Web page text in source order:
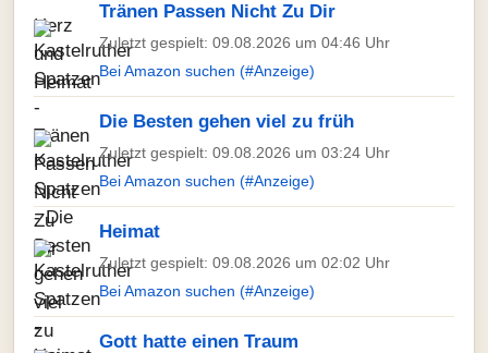
Tränen Passen Nicht Zu Dir
Zuletzt gespielt: 09.08.2026 um 04:46 Uhr
Bei Amazon suchen (#Anzeige)
Die Besten gehen viel zu früh
Zuletzt gespielt: 09.08.2026 um 03:24 Uhr
Bei Amazon suchen (#Anzeige)
Heimat
Zuletzt gespielt: 09.08.2026 um 02:02 Uhr
Bei Amazon suchen (#Anzeige)
Gott hatte einen Traum